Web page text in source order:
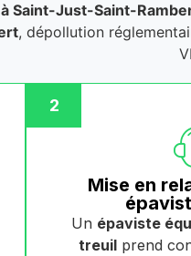
à Saint-Just-Saint-
, dépollution
2
Mise en
Un épaviste
treuil prend